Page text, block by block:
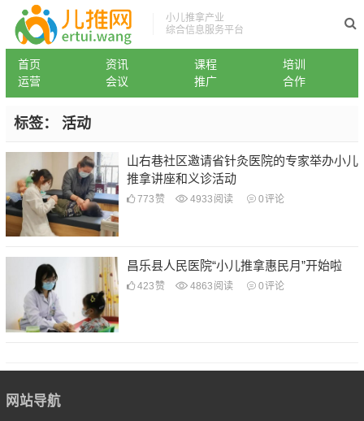
小儿推拿产业
综合信息服务平台
首页 资讯 课程
培训
运营
会议 推广 合作
标签： 活动
山右巷社区邀请省针灸医院的专家举办小儿
推拿讲座和义诊活动
773 赞 4933 阅读 0评论
昌乐县人民医院“小儿推拿惠民月”开始啦
423 赞 4863 阅读 0评论
网站导航